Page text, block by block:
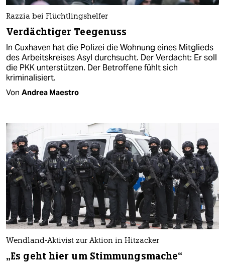
Razzia bei Flüchtlingshelfer
Verdächtiger Teegenuss
In Cuxhaven hat die Polizei die Wohnung eines Mitglieds
des Arbeitskreises Asyl durchsucht. Der Verdacht: Er soll
die PKK unterstützen. Der Betroffene fühlt sich
kriminalisiert.
Von Andrea Maestro
Wendland-Aktivist zur Aktion in Hitzacker
„Es geht hier um Stimmungsmache“